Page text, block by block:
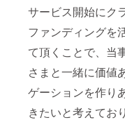
サービス開始にク
ファンディングを
て頂くことで、当
さまと一緒に価値
ゲーションを作り
きたいと考えてお